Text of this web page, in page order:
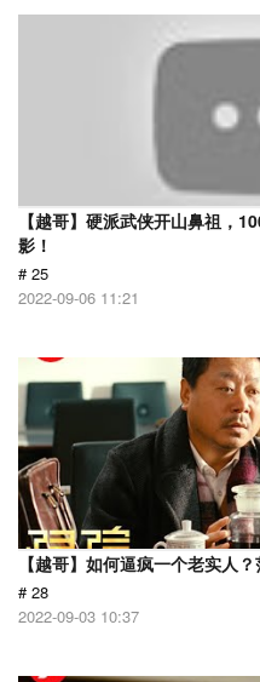
【越哥】硬派武侠开山鼻祖，
影！
# 25
2022-09-06 11:21
【越哥】如何逼疯一个老实人
# 28
2022-09-03 10:37